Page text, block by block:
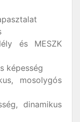
és MESZK
képesség
mosolygós
dinamikus